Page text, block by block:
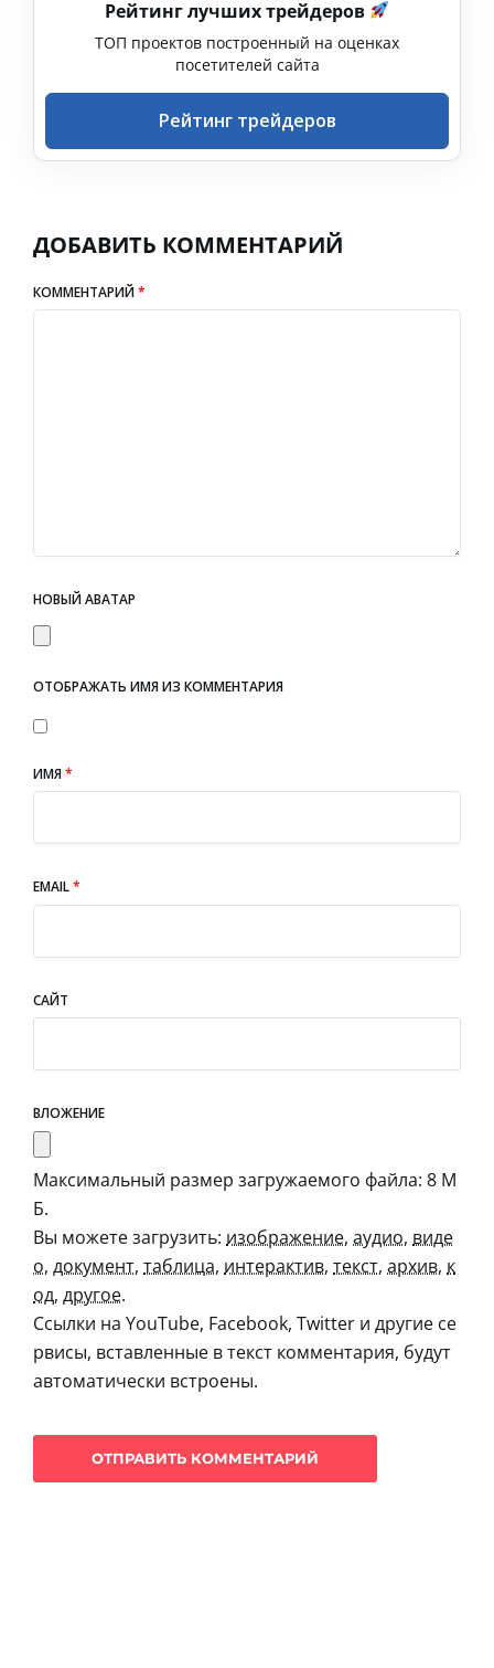
Рейтинг лучших трейдеров
ТОП проектов построенный на оценках
посетителей сайта
Рейтинг трейдеров
ДОБАВИТЬ КОММЕНТАРИЙ
КОММЕНТАРИЙ*
НОВЫЙ АВАТАР
ОТОБРАЖАТЬ ИМЯ ИЗ КОММЕНТАРИЯ
ИМЯ*
EMAIL*
САЙТ
ВЛОЖЕНИЕ
Максимальный размер загружаемого файла: 8 М
Б.
Вы можете загрузить: изображение, аудио, виде
о, документ, таблица, интерактив, текст, архив, к
од, другое.
Ссылки на YouTube, Facebook, Twitter и другие се
рвисы, вставленные в текст комментария, будут
автоматически встроены.